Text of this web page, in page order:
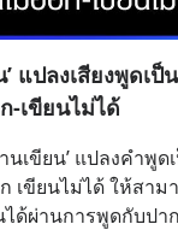
’ แปลงเสียงพูดเ
-เขียนไม่ได้
นเขียน’ แปลงคำพู
เขียนไม่ได้ ให้สาม
ได้ผ่านการพูดกับปา